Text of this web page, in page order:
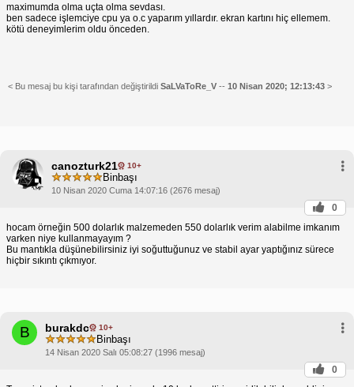
maximumda olma uçta olma sevdası.
ben sadece işlemciye cpu ya o.c yaparım yıllardır. ekran kartını hiç ellemem.
kötü deneyimlerim oldu önceden.
< Bu mesaj bu kişi tarafından değiştirildi SaLVaToRe_V -- 10 Nisan 2020; 12:13:43 >
canozturk21 10+
Binbaşı
10 Nisan 2020 Cuma 14:07:16 (2676 mesaj)
0
hocam örneğin 500 dolarlık malzemeden 550 dolarlık verim alabilme imkanım
varken niye kullanmayayım ?
Bu mantıkla düşünebilirsiniz iyi soğuttuğunuz ve stabil ayar yaptığınız sürece
hiçbir sıkıntı çıkmıyor.
B burakdc 10+
Binbaşı
14 Nisan 2020 Salı 05:08:27 (1996 mesaj)
0